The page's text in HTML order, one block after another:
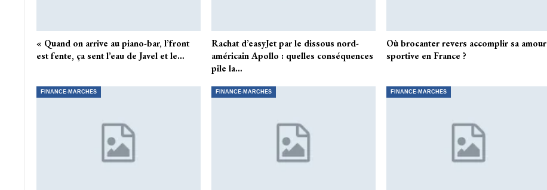
« Quand on arrive au piano-bar, l’front
est fente, ça sent l’eau de Javel et le…
Rachat d’easyJet par le dissous nord-
américain Apollo : quelles conséquences
pile la…
Où brocanter revers accomplir sa amour
sportive en France ?
FINANCE-MARCHES FINANCE-MARCHES FINANCE-MARCHES